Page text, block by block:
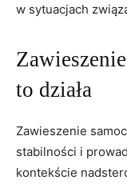
w⁣ sytuacjach
to działa
Zawieszenie‍
stabilności​ i
kontekście